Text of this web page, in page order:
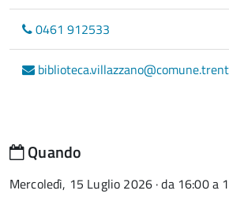
0461 912533
Quando
Mercoledì, 15 Luglio 2026 · da 16:00 a